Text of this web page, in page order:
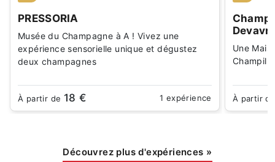
PRESSORIA
Musée du Champagne à A ! Vivez une
expérience sensorielle unique et dégustez
deux champagnes
À partir de 18 € 1 expérience
Une
À partir
Découvrez plus d'expériences »